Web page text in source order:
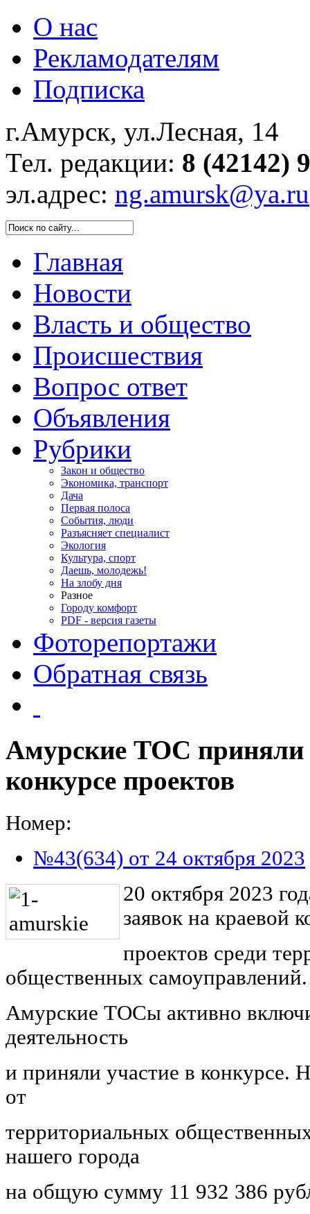
О нас
Рекламодателям
Подписка
г.Амурск, ул.Лесная, 14
Тел. редакции: 8 (42142)
эл.адрес: ng.amursk@ya.ru
Главная
Новости
Власть и общество
Происшествия
Вопрос ответ
Объявления
Рубрики
Закон и общество
Экономика, транспорт
Дача
Первая полоса
События, люди
Разъясняет специалист
Экология
Культура, спорт
Даешь, молодежь!
На злобу дня
Разное
Городу комфорт
PDF - версия газеты
Фоторепортажи
Обратная связь
Амурские ТОС приняли
конкурсе проектов
Номер:
№43(634) от 24 октября 2023
20 октября 2023
заявок на краевой
проектов среди
общественных самоуправлений.
Амурские ТОСы активно
деятельность
и приняли участие в конкурсе.
от
территориальных
нашего города
на общую сумму 11 932 386